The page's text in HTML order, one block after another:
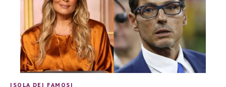
ISOLA DEI FAMOSI